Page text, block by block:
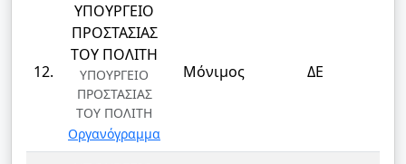
12.
ΥΠΟΥΡΓΕΙΟ
ΠΡΟΣΤΑΣΙΑΣ
ΤΟΥ ΠΟΛΙΤΗ
ΥΠΟΥΡΓΕΙΟ
ΠΡΟΣΤΑΣΙΑΣ
ΤΟΥ ΠΟΛΙΤΗ
Οργανόγραμμα
Μόνιμος ΔΕ